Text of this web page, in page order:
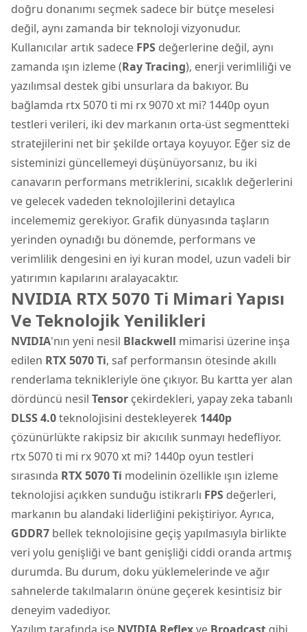
doğru donanımı seçmek sadece bir bütçe meselesi
değil, aynı zamanda bir teknoloji vizyonudur.
Kullanıcılar artık sadece FPS değerlerine değil, aynı
zamanda ışın izleme (Ray Tracing), enerji verimliliği ve
yazılımsal destek gibi unsurlara da bakıyor. Bu
bağlamda rtx 5070 ti mi rx 9070 xt mi? 1440p oyun
testleri verileri, iki dev markanın orta-üst segmentteki
stratejilerini net bir şekilde ortaya koyuyor. Eğer siz de
sisteminizi güncellemeyi düşünüyorsanız, bu iki
canavarın performans metriklerini, sıcaklık değerlerini
ve gelecek vadeden teknolojilerini detaylıca
incelememiz gerekiyor. Grafik dünyasında taşların
yerinden oynadığı bu dönemde, performans ve
verimlilik dengesini en iyi kuran model, uzun vadeli bir
yatırımın kapılarını aralayacaktır.
NVIDIA RTX 5070 Ti Mimari Yapısı
Ve Teknolojik Yenilikleri
NVIDIA'nın yeni nesil Blackwell mimarisi üzerine inşa
edilen RTX 5070 Ti, saf performansın ötesinde akıllı
renderlama teknikleriyle öne çıkıyor. Bu kartta yer alan
dördüncü nesil Tensor çekirdekleri, yapay zeka tabanlı
DLSS 4.0teknolojisini destekleyerek 1440p
çözünürlükte rakipsiz bir akıcılık sunmayı hedefliyor.
rtx 5070 ti mi rx 9070 xt mi? 1440p oyun testleri
sırasında RTX 5070 Ti modelinin özellikle ışın izleme
teknolojisi açıkken sunduğu istikrarlı FPS değerleri,
markanın bu alandaki liderliğini pekiştiriyor. Ayrıca,
GDDR7 bellek teknolojisine geçiş yapılmasıyla birlikte
veri yolu genişliği ve bant genişliği ciddi oranda artmış
durumda. Bu durum, doku yüklemelerinde ve ağır
sahnelerde takılmaların önüne geçerek kesintisiz bir
deneyim vadediyor.